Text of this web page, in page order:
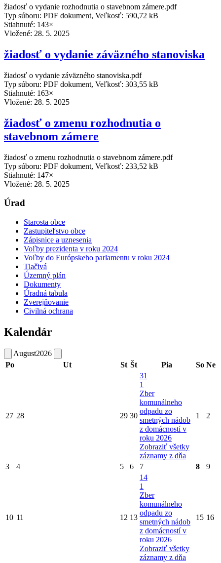
žiadosť o vydanie rozhodnutia o stavebnom zámere.pdf
Typ súboru: PDF dokument, Veľkosť: 590,72 kB
Stiahnuté: 143×
Vložené: 28. 5. 2025
žiadosť o vydanie záväzného stanoviska
žiadosť o vydanie záväzného stanoviska.pdf
Typ súboru: PDF dokument, Veľkosť: 303,55 kB
Stiahnuté: 163×
Vložené: 28. 5. 2025
žiadosť o zmenu rozhodnutia o
stavebnom zámere
žiadosť o zmenu rozhodnutia o stavebnom zámere.pdf
Typ súboru: PDF dokument, Veľkosť: 233,52 kB
Stiahnuté: 147×
Vložené: 28. 5. 2025
Úrad
Starosta obce
Zastupiteľstvo obce
Zápisnice a uznesenia
Voľby prezidenta v roku 2024
Voľby do Európskeho parlamentu v roku 2024
Tlačivá
Územný plán
Dokumenty
Úradná tabula
Zverejňovanie
Civilná ochrana
Kalendár
August2026
Po
Ut St Št Pia So Ne
27 28 29 30
31
1
Zber
komunálneho
odpadu zo
smetných nádob
z domácností v
roku 2026
Zobraziť všetky
záznamy z dňa
1 2
3 4 5 6 7 8 9
10 11 12 13
14
1
Zber
komunálneho
odpadu zo
smetných nádob
z domácností v
roku 2026
Zobraziť všetky
záznamy z dňa
15 16